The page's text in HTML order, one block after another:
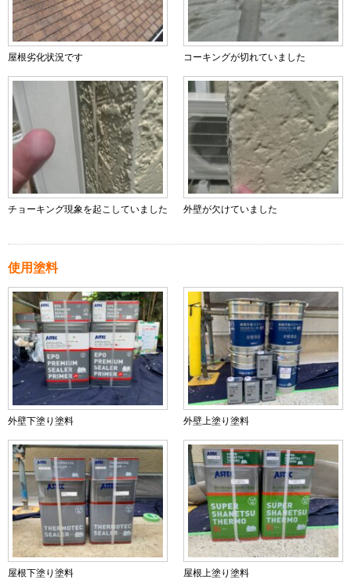
屋根劣化状況です コーキングが切れていました
チョーキング現象を起こしていました 外壁が欠けていました
使用塗料
外壁下塗り塗料 外壁上塗り塗料
屋根下塗り塗料 屋根上塗り塗料